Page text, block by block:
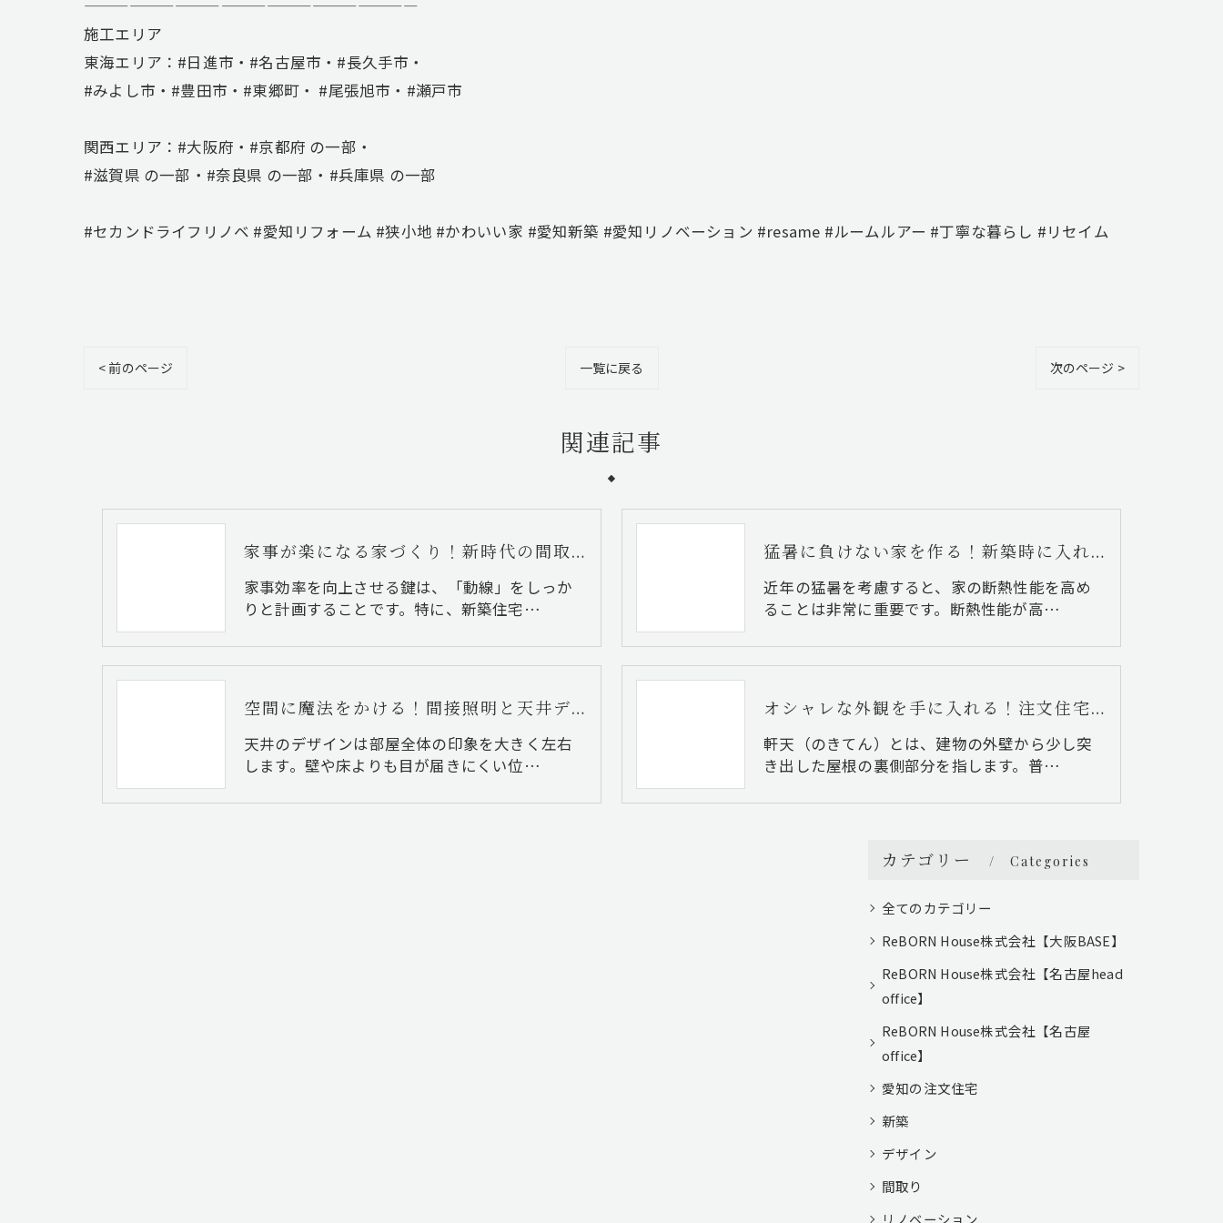
——————————————————————
施工エリア
東海エリア：#日進市・#名古屋市・#長久手市・
#みよし市・#豊田市・#東郷町・ #尾張旭市・#瀬戸市
関西エリア：#大阪府・#京都府 の一部・
#滋賀県 の一部・#奈良県 の一部・#兵庫県 の一部
#セカンドライフリノベ #愛知リフォーム #狭小地 #かわいい家 #愛知新築 #愛知リノベーション #resame #ルームルアー #丁寧な暮らし #リセイム
< 前のページ 一覧に戻る 次のページ >
関連記事
家事が楽になる家づくり！新時代の間取りの最前線
家事効率を向上させる鍵は、「動線」をしっか
りと計画することです。特に、新築住宅…
猛暑に負けない家を作る！新築時に入れたい夏対策のポイント
近年の猛暑を考慮すると、家の断熱性能を高め
ることは非常に重要です。断熱性能が高…
空間に魔法をかける！間接照明と天井デザインで叶う贅沢マイホーム
天井のデザインは部屋全体の印象を大きく左右
します。壁や床よりも目が届きにくい位…
オシャレな外観を手に入れる！注文住宅の軒天デザインって何？
軒天（のきてん）とは、建物の外壁から少し突
き出した屋根の裏側部分を指します。普…
カテゴリー Categories
全てのカテゴリー
ReBORN House株式会社【大阪BASE】
ReBORN House株式会社【名古屋head
office】
ReBORN House株式会社【名古屋
office】
愛知の注文住宅
新築
デザイン
間取り
リノベーション